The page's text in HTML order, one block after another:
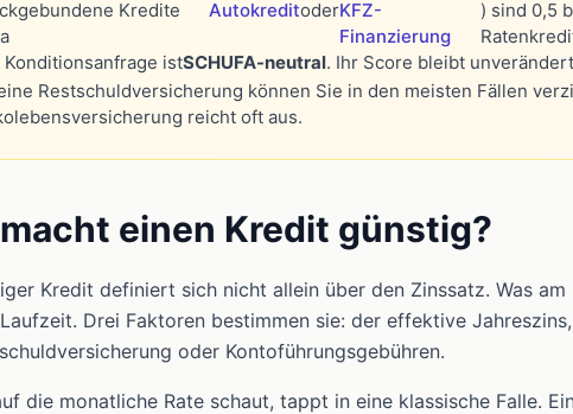
Kredite
AutokreditoderKFZ-
Finanzierung
) sind 0,5
Konditionsanfrage istSCHUFA-neutral. Ihr Score bleibt
Restschuldversicherung können Sie in den meisten Fällen
reicht oft aus.
einen Kredit günstig?
Kredit definiert sich nicht allein über den Zinssatz. Was
Drei Faktoren bestimmen sie: der effektive
oder Kontoführungsgebühren.
die monatliche Rate schaut, tappt in eine klassische Falle.